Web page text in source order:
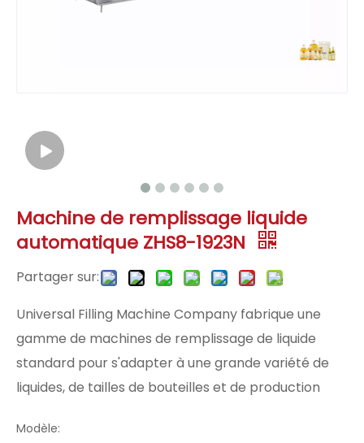
Machine de remplissage liquide
automatique ZHS8-1923N
Partager sur:
Universal Filling Machine Company fabrique une
gamme de machines de remplissage de liquide
standard pour s'adapter à une grande variété de
liquides, de tailles de bouteilles et de production
Modèle: